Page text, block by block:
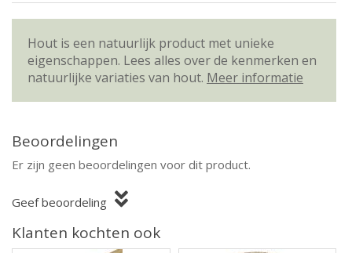
Hout is een natuurlijk product met unieke
eigenschappen. Lees alles over de kenmerken en
natuurlijke variaties van hout. Meer informatie
Beoordelingen
Er zijn geen beoordelingen voor dit product.
Geef beoordeling
Klanten kochten ook